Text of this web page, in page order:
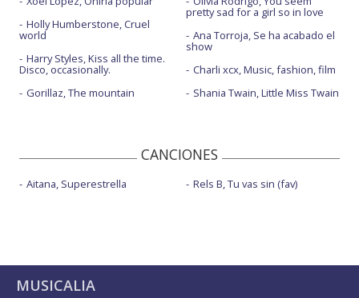
Holly Humberstone, Cruel
world
Harry Styles, Kiss all the time.
Disco, occasionally.
Gorillaz, The mountain
pretty sad for a girl so in love
Ana Torroja, Se ha acabado el
show
Charli xcx, Music, fashion, film
Shania Twain, Little Miss Twain
CANCIONES
Aitana, Superestrella Rels B, Tu vas sin (fav)
MUSICALIA